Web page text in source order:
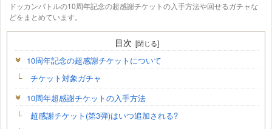
ドッカンバトルの10周年記念の超感謝チケットの入手方法や回せるガチャな
どをまとめています。
目次
10周年記念の超感謝チケットについて
チケット対象ガチャ
10周年超感謝チケットの入手方法
超感謝チケット(第3弾)はいつ追加される?